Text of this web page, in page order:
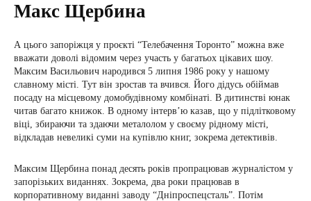
Макс Щербина
А цього запоріжця у проєкті “Телебачення Торонто” можна вже
вважати доволі відомим через участь у багатьох цікавих шоу.
Максим Васильович народився 5 липня 1986 року у нашому
славному місті. Тут він зростав та вчився. Його дідусь обіймав
посаду на місцевому домобудівному комбінаті. В дитинстві юнак
читав багато книжок. В одному інтерв’ю казав, що у підлітковому
віці, збираючи та здаючи металолом у своєму рідному місті,
відкладав невеликі суми на купівлю книг, зокрема детективів.
Максим Щербина понад десять років пропрацював журналістом у
запорізьких виданнях. Зокрема, два роки працював в
корпоративному виданні заводу “Дніпроспецсталь”. Потім